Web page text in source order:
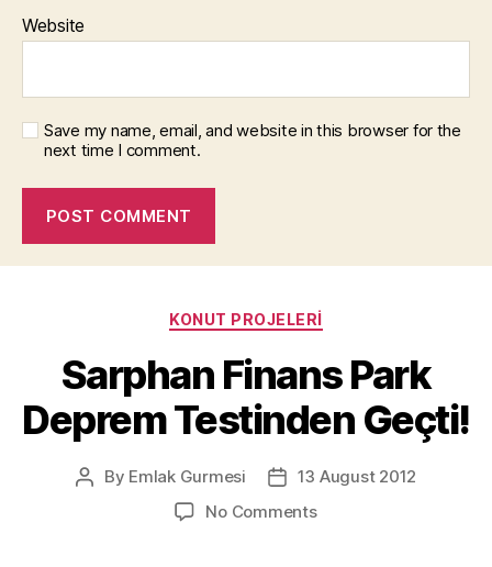
Website
Save my name, email, and website in this browser for the
next time I comment.
Categories
KONUT PROJELERI
Sarphan Finans Park
Deprem Testinden Geçti!
Post
By Emlak Gurmesi
Post13 August 2012
No Commentson